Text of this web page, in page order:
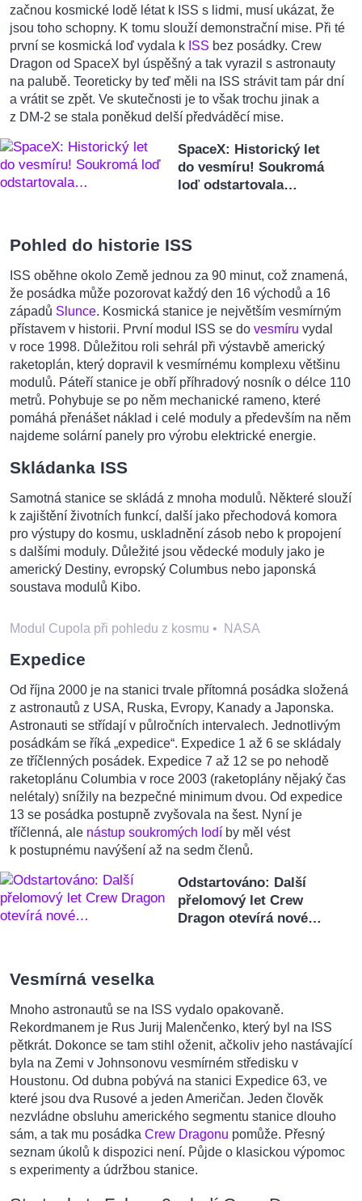
začnou kosmické lodě létat k ISS s lidmi, musí ukázat, že
jsou toho schopny. K tomu slouží demonstrační mise. Při té
první se kosmická loď vydala k ISS bez posádky. Crew
Dragon od SpaceX byl úspěšný a tak vyrazil s astronauty
na palubě. Teoreticky by teď měli na ISS strávit tam pár dní
a vrátit se zpět. Ve skutečnosti je to však trochu jinak a
z DM-2 se stala poněkud delší předváděcí mise.
SpaceX: Historický let
do vesmíru! Soukromá
loď odstartovala…
Pohled do historie ISS
ISS oběhne okolo Země jednou za 90 minut, což znamená,
že posádka může pozorovat každý den 16 východů a 16
západů Slunce. Kosmická stanice je největším vesmírným
přístavem v historii. První modul ISS se do vesmíru vydal
v roce 1998. Důležitou roli sehrál při výstavbě americký
raketoplán, který dopravil k vesmírnému komplexu většinu
modulů. Páteří stanice je obří příhradový nosník o délce 110
metrů. Pohybuje se po něm mechanické rameno, které
pomáhá přenášet náklad i celé moduly a především na něm
najdeme solární panely pro výrobu elektrické energie.
Skládanka ISS
Samotná stanice se skládá z mnoha modulů. Některé slouží
k zajištění životních funkcí, další jako přechodová komora
pro výstupy do kosmu, uskladnění zásob nebo k propojení
s dalšími moduly. Důležité jsou vědecké moduly jako je
americký Destiny, evropský Columbus nebo japonská
soustava modulů Kibo.
Modul Cupola při pohledu z kosmu • NASA
Expedice
Od října 2000 je na stanici trvale přítomná posádka složená
z astronautů z USA, Ruska, Evropy, Kanady a Japonska.
Astronauti se střídají v půlročních intervalech. Jednotlivým
posádkám se říká „expedice“. Expedice 1 až 6 se skládaly
ze tříčlenných posádek. Expedice 7 až 12 se po nehodě
raketoplánu Columbia v roce 2003 (raketoplány nějaký čas
nelétaly) snížily na bezpečné minimum dvou. Od expedice
13 se posádka postupně zvyšovala na šest. Nyní je
tříčlenná, ale nástup soukromých lodí by měl vést
k postupnému navýšení až na sedm členů.
Odstartováno: Další
přelomový let Crew
Dragon otevírá nové…
Vesmírná veselka
Mnoho astronautů se na ISS vydalo opakovaně.
Rekordmanem je Rus Jurij Malenčenko, který byl na ISS
pětkrát. Dokonce se tam stihl oženit, ačkoliv jeho nastávající
byla na Zemi v Johnsonovu vesmírném středisku v
Houstonu. Od dubna pobývá na stanici Expedice 63, ve
které jsou dva Rusové a jeden Američan. Jeden člověk
nezvládne obsluhu amerického segmentu stanice dlouho
sám, a tak mu posádka Crew Dragonu pomůže. Přesný
seznam úkolů k dispozici není. Půjde o klasickou výpomoc
s experimenty a údržbou stanice.